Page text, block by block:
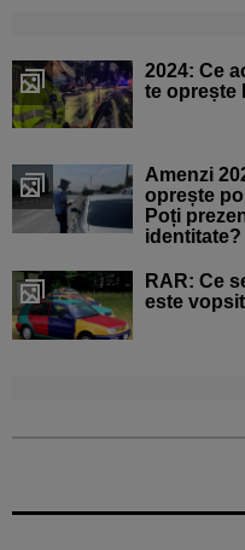
2024: Ce
te oprește
Amenzi
oprește
Poți
identitate?
RAR: Ce
este